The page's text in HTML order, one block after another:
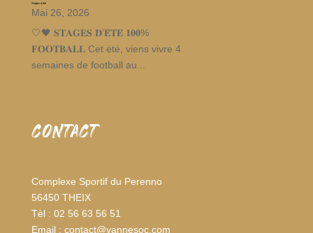
Stages d’été
Mai 26, 2026
🤍🖤 𝐒𝐓𝐀𝐆𝐄𝐒 𝐃’𝐄́𝐓𝐄́ 𝟏𝟎𝟎%
𝐅𝐎𝐎𝐓𝐁𝐀𝐋𝐋 Cet été, viens vivre 4
semaines de football au...
CONTACT
Complexe Sportif du Perenno
56450 THEIX
Tèl : 02 56 63 56 51
Email : contact@vannesoc.com